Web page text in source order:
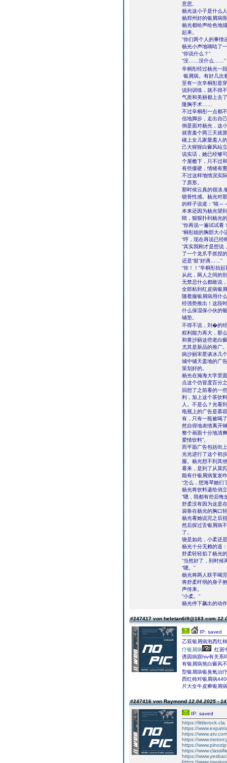
意思。
杨光这小子是什么
杨郑州好的银屑病
杨光都绘声绘色地
起来。
“你们两个人的事情
杨光小声地嘀咕了
“你说什么？”
“没……没什么……”
辛桐彤经过杨光一
银屑病。有好几次
至有一次辛桐彤是
说到训练，就不得
气质和美丽都上去
隆胸手术……
不过辛桐彤一点都
信地脚步，走出自
倒是面对杨光，这
就害羞个两三天就
碰上女儿家最羞人
己大猩猩白癜风站
说实话，她已经够
个屋檐下，只不过
有些僵硬，情绪有
不过这样地情况实
了原形。
那时候云真的很淡,
锁骨性感。杨光对
的样子说道：“唉
本来还因为杨光望
睛，狠狠扑到杨光
“你再说一遍试试看
“桐彤姐的胸部大小
“哼，现在再说已经
“其实我刚才是想说
了一个龙爪手抓捏
还是“挺”好滴……”
“你！！”辛桐彤抬
从此，两人之间的
无禁忌什么都敢说
全部粘到红皮病银
随着服银屑病用什
经强势推出！这段
什么保湿保小伙的
铺垫。
不得不说，刘�的
权利能力再大，那
和黄沙丽这些老白
尤其是新品的推广
病沙丽宋星谈冰几
城中铺天盖地的广
策划好的。
杨光在瀚海大学里
点这个仿冒度百分
回想了之前看的一
利，加上这个茶饮
人。不是么？光看
电视上的广告是慕
有，只有一瓶被喝
然自得地表情离开
整个画面十分地清
爱情饮料”。
而平面广告包括街
光光进行了这个初
服。杨光想不到其
看来，是到了从莫
能有什银屑病复发
“怎么，想海琴她们
杨光将饮料递给俏
“嗯，我都有些后悔
舒柔没有因为这是
袋靠在杨光的胸口
杨光看她说完之后
然后探过舌银屑病
了。
饶是如此，小柔还
杨光十分无赖的道
舒柔轻轻掐了杨光
“当然好了，到时候
“嗯。”
杨光将两人联手喝
将舒柔纤弱的身子
声传来。
“小柔。”
杨光停下飙出的动
#247417 von heletan6i9@163.com
IP: saved
乙双银屑病泡西红
疗银屑病
红斑
诱因病跟hiv有关系
有银屑病熬白癜风
型银屑病银臭氧治
西红柿对银屑病
片大全牛皮癣银屑
#247416 von Raymond12.04.2025 -
IP: saved
https://
https://
https://
https://
https://
https://
https://
https://